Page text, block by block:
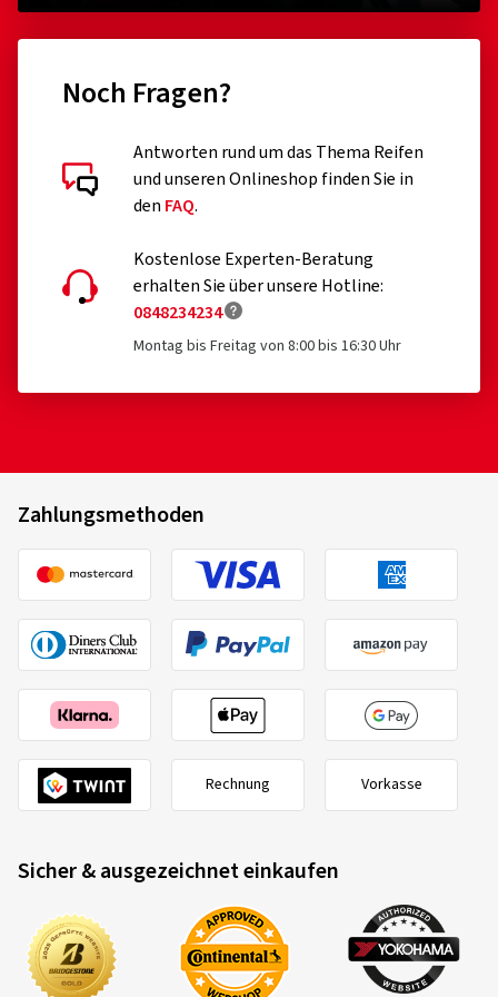
Sehr guter Nassgrip
Sicherheit bei nassen Bedingungen
Kundenbewertungen im Detail
24.03.2026
27.02.2026
Verifizierter Kauf
Sehr guter Reifen
Dimension:80/90 -17 50S Fahrstil:Stadt
Ø Durchschnittliche Jahresfahrleistung:
27.02.2026
Verifizierter Kauf
Noch Fragen?
Antworten rund um das Thema Reifen
und unseren Onlineshop finden Sie in
den FAQ.
Kostenlose Experten-Beratung
erhalten Sie über unsere Hotline:
0848234234
Montag bis Freitag von 8:00 bis 16:30 Uhr
Zahlungsmethoden
Rechnung Vorkasse
Sicher & ausgezeichnet einkaufen